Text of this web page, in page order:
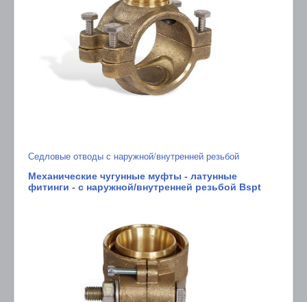
Седловые отводы с наружной/внутренней резьбой
Механические чугунные муфты - латунные
фитинги - с наружной/внутренней резьбой Bspt